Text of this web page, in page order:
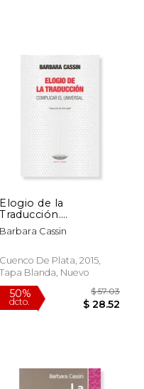
15%
Elogio de la
Traducción.
Complicar el
Universal
Barbara Cassin
Cuenco De Plata, 2015,
Tapa Blanda, Nuevo